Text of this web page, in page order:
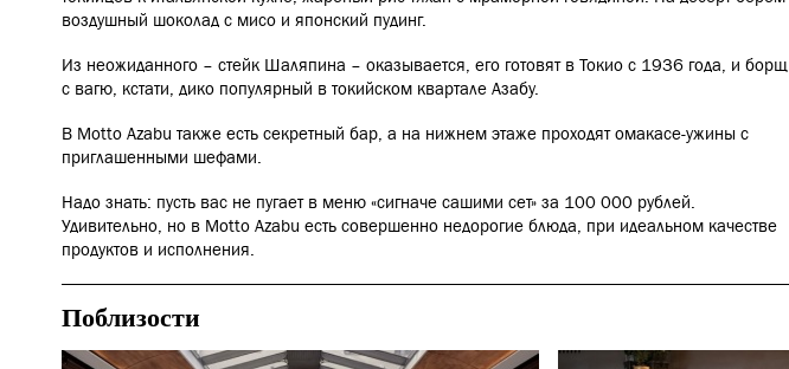
воздушный шоколад с мисо и японский пудинг.
Из неожиданного – стейк Шаляпина – оказывается, его готовят в Токио с 1936 года, и борщ
с вагю, кстати, дико популярный в токийском квартале Азабу.
В Motto Azabu также есть секретный бар, а на нижнем этаже проходят омакасе-ужины с
приглашенными шефами.
Надо знать: пусть вас не пугает в меню «сигначе сашими сет» за 100 000 рублей.
Удивительно, но в Motto Azabu есть совершенно недорогие блюда, при идеальном качестве
продуктов и исполнения.
Поблизости